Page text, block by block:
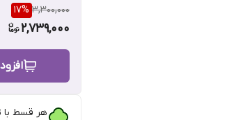
3,300,000
17%
2,739,000
هر قسط با